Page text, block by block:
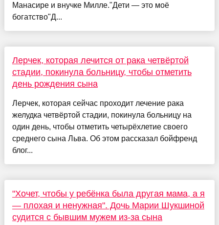
Манасире и внучке Милле."Дети — это моё
богатство"Д...
Лерчек, которая лечится от рака четвёртой
стадии, покинула больницу, чтобы отметить
день рождения сына
Лерчек, которая сейчас проходит лечение рака
желудка четвёртой стадии, покинула больницу на
один день, чтобы отметить четырёхлетие своего
среднего сына Льва. Об этом рассказал бойфренд
блог...
"Хочет, чтобы у ребёнка была другая мама, а я
— плохая и ненужная". Дочь Марии Шукшиной
судится с бывшим мужем из-за сына